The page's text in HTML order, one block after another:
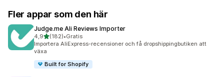
Fler appar som den här
Judge.me Ali Reviews Importer
4,9av 5 stjärnor
(182)
182 recensioner totalt
•Gratis
Importera AliExpress-recensioner och få dropshippingbutiken att
växa
Built for Shopify